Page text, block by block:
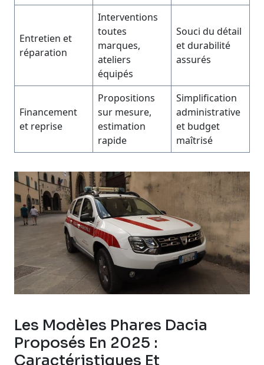
Entretien et
réparation
Interventions
toutes
marques,
ateliers
équipés
Souci du détail
et durabilité
assurés
Financement
et reprise
Propositions
sur mesure,
estimation
rapide
Simplification
administrative
et budget
maîtrisé
Les Modèles Phares Dacia
Proposés En 2025 :
Caractéristiques Et